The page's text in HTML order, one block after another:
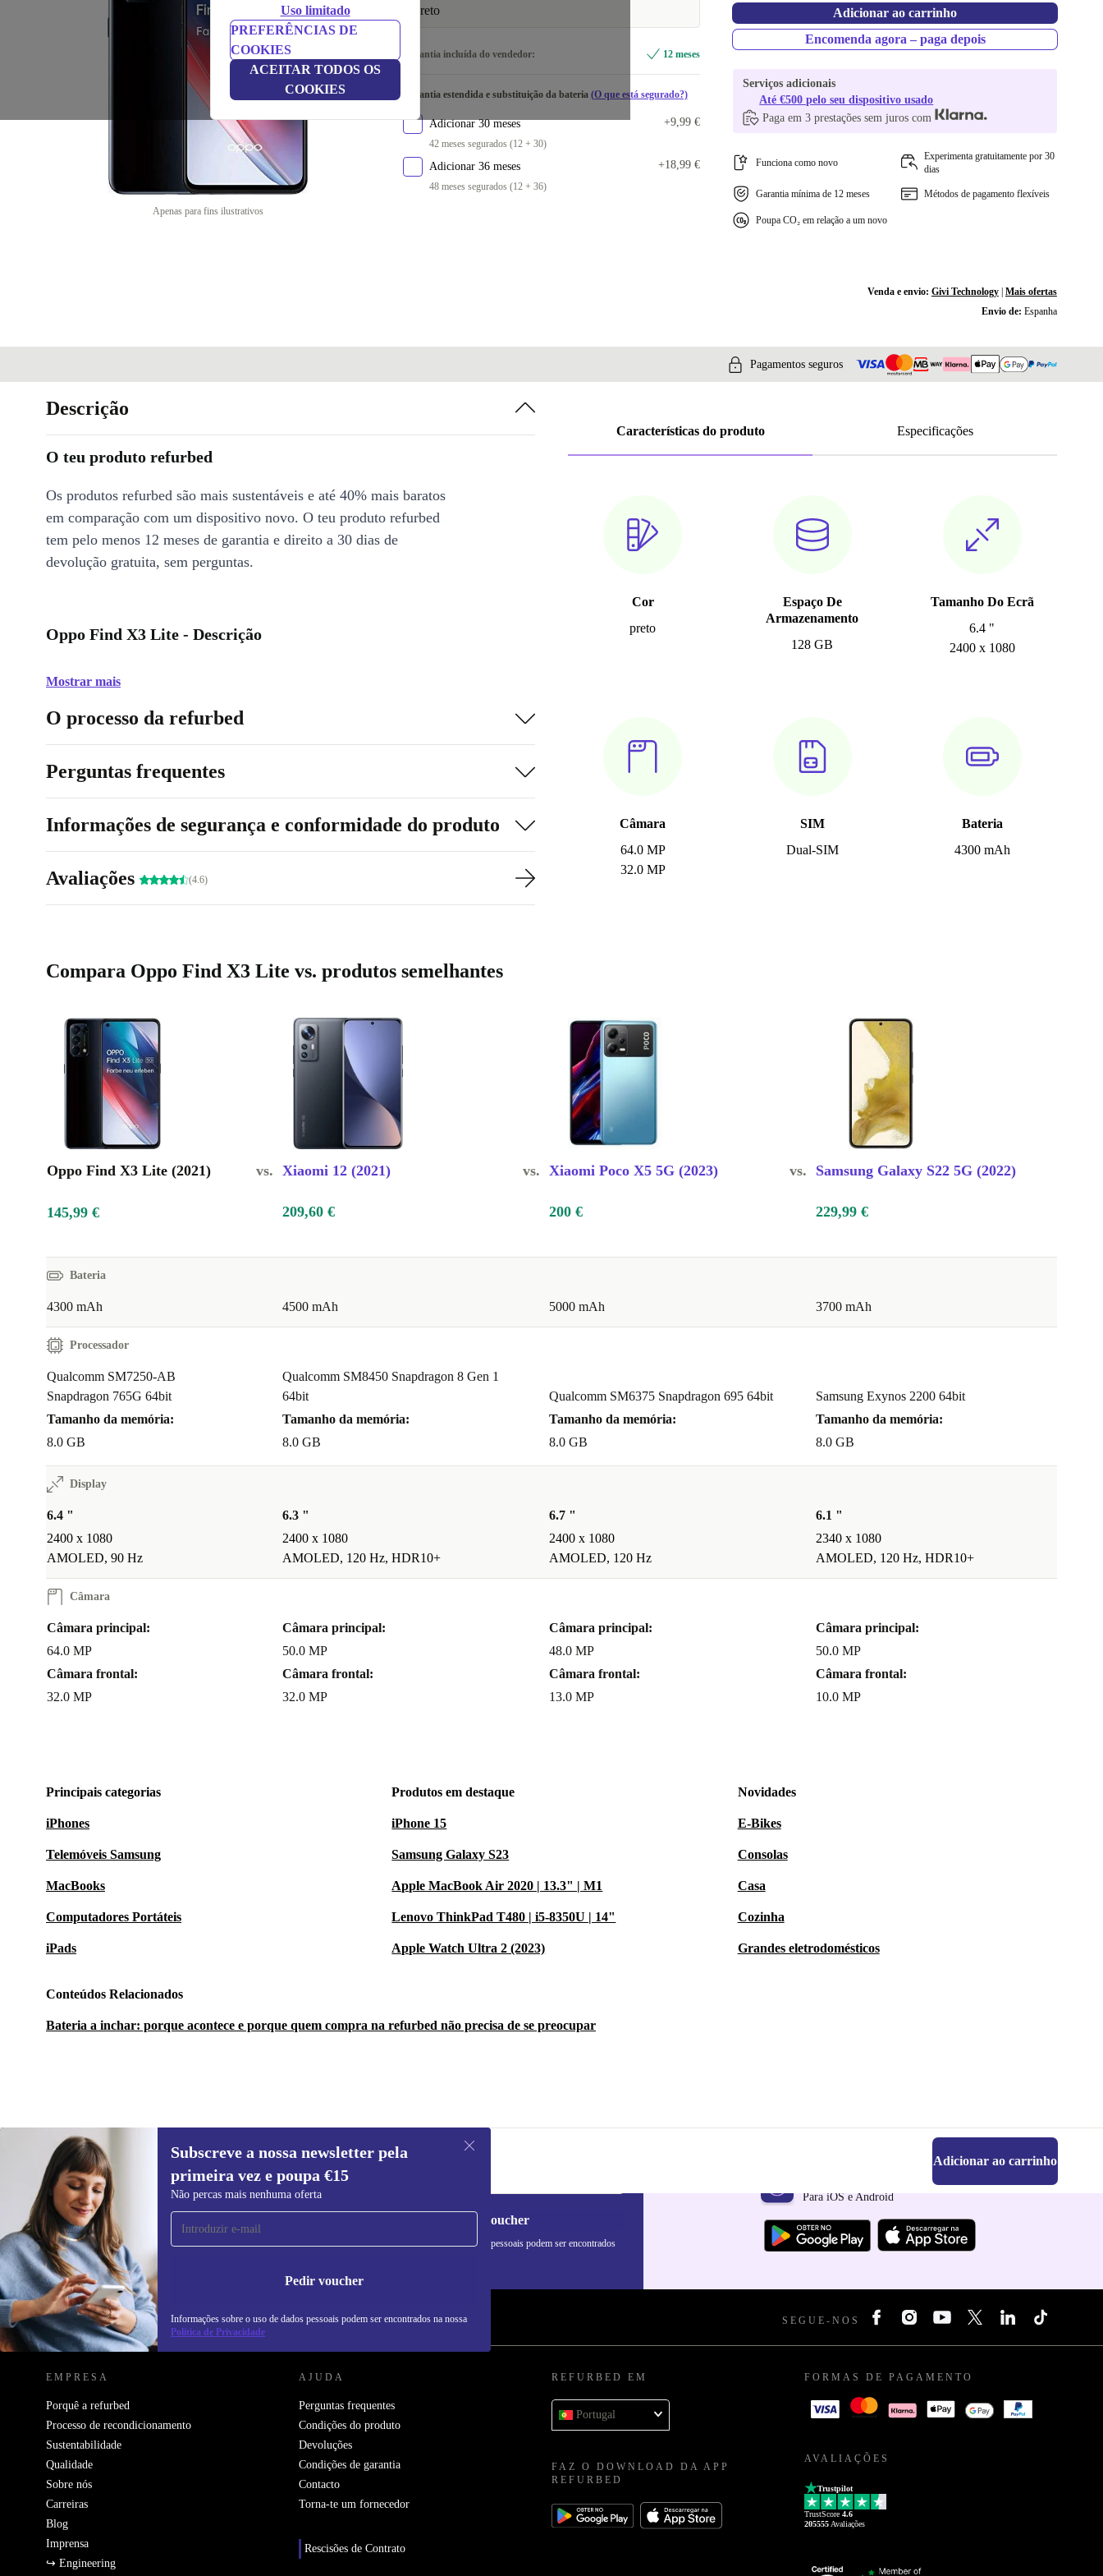
Uso limitado
PREFERÊNCIAS DE
COOKIES
ACEITAR TODOS OS
COOKIES
Apenas para fins ilustrativos
preto
Garantia incluída do vendedor: 12 meses
Garantia estendida e substituição da bateria (O que está segurado?)
Adicionar 30 meses
42 meses segurados (12 + 30)
+9,99 €
Adicionar 36 meses
48 meses segurados (12 + 36)
+18,99 €
Adicionar ao carrinho
Encomenda agora – paga depois
Serviços adicionais
Até €500 pelo seu dispositivo usado
Paga em 3 prestações sem juros com
Funciona como novo
Experimenta gratuitamente por 30
dias
Garantia mínima de 12 meses Métodos de pagamento flexíveis
Poupa CO₂ em relação a um novo
Venda e envio: Givi Technology| Mais ofertas
Envio de: Espanha
Pagamentos seguros
Características do produto Especificações
Cor
preto
Espaço De
Armazenamento
128 GB
Tamanho Do Ecrã
6.4 "
2400 x 1080
Câmara
64.0 MP
32.0 MP
SIM
Dual-SIM
Bateria
4300 mAh
Descrição
O teu produto refurbed
Os produtos refurbed são mais sustentáveis e até 40% mais baratos
em comparação com um dispositivo novo. O teu produto refurbed
tem pelo menos 12 meses de garantia e direito a 30 dias de
devolução gratuita, sem perguntas.
Oppo Find X3 Lite - Descrição
Mostrar mais
O processo da refurbed
Perguntas frequentes
Informações de segurança e conformidade do produto
Avaliações (4.6)
Compara Oppo Find X3 Lite vs. produtos semelhantes
Oppo Find X3 Lite (2021) vs. Xiaomi 12 (2021) vs. Xiaomi Poco X5 5G (2023) vs. Samsung Galaxy S22 5G (2022)
145,99 € 209,60 € 200 € 229,99 €
Bateria
4300 mAh 4500 mAh 5000 mAh 3700 mAh
Processador
Qualcomm SM7250-AB
Snapdragon 765G 64bit
Tamanho da memória:
8.0 GB
Qualcomm SM8450 Snapdragon 8 Gen 1
64bit
Tamanho da memória:
8.0 GB
Qualcomm SM6375 Snapdragon 695 64bit
Tamanho da memória:
8.0 GB
Samsung Exynos 2200 64bit
Tamanho da memória:
8.0 GB
Display
6.4 "
2400 x 1080
AMOLED, 90 Hz
6.3 "
2400 x 1080
AMOLED, 120 Hz, HDR10+
6.7 "
2400 x 1080
AMOLED, 120 Hz
6.1 "
2340 x 1080
AMOLED, 120 Hz, HDR10+
Câmara
Câmara principal:
64.0 MP
Câmara frontal:
32.0 MP
Câmara principal:
50.0 MP
Câmara frontal:
32.0 MP
Câmara principal:
48.0 MP
Câmara frontal:
13.0 MP
Câmara principal:
50.0 MP
Câmara frontal:
10.0 MP
Principais categorias
iPhones
Telemóveis Samsung
MacBooks
Computadores Portáteis
iPads
Produtos em destaque
iPhone 15
Samsung Galaxy S23
Apple MacBook Air 2020 | 13.3" | M1
Lenovo ThinkPad T480 | i5-8350U | 14"
Apple Watch Ultra 2 (2023)
Novidades
E-Bikes
Consolas
Casa
Cozinha
Grandes eletrodomésticos
Conteúdos Relacionados
Bateria a inchar: porque acontece e porque quem compra na refurbed não precisa de se preocupar
145,99 € Adicionar ao carrinho
Subscreve a nossa newsletter pela
primeira vez e poupa €15
Não percas mais nenhuma oferta
Pedir voucher
Informações sobre o uso de dados pessoais podem ser encontrados na nossa
Política de Privacidade
Subscreve a nossa newsletter pela
primeira vez e poupa 15€!
Não percas mais nenhuma oferta.
Pedir voucher
Informações sobre o uso de dados pessoais podem ser encontrados
Faz o download da app refurbed
Para iOS e Android
REFURBED PORTUGAL - RETHINK NEW. SEGUE-NOS
EMPRESA
Porquê a refurbed
Processo de recondicionamento
Sustentabilidade
Qualidade
Sobre nós
Carreiras
Blog
Imprensa
↪ Engineering
AJUDA
Perguntas frequentes
Condições do produto
Devoluções
Condições de garantia
Contacto
Torna-te um fornecedor
Rescisões de Contrato
REFURBED EM
Portugal
FAZ O DOWNLOAD DA APP
REFURBED
FORMAS DE PAGAMENTO
AVALIAÇÕES
Trustpilot
TrustScore 4.6
205555 Avaliações